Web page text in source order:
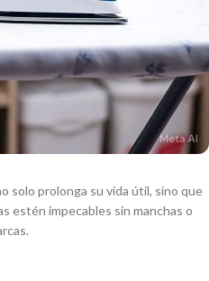
solo prolonga su vida útil, sino que
estén impecables sin manchas o